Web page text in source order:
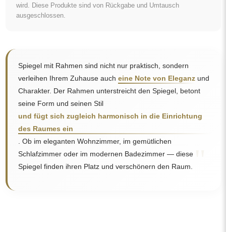
wird. Diese Produkte sind von Rückgabe und Umtausch
ausgeschlossen.
Spiegel mit Rahmen sind nicht nur praktisch, sondern
verleihen Ihrem Zuhause auch eine Note von Eleganzund
Charakter. Der Rahmen unterstreicht den Spiegel, betont
seine Form und seinen Stil
und fügt sich zugleich harmonisch in die Einrichtung
des Raumes ein
. Ob im eleganten Wohnzimmer, im gemütlichen
Schlafzimmer oder im modernen Badezimmer — diese
Spiegel finden ihren Platz und verschönern den Raum.